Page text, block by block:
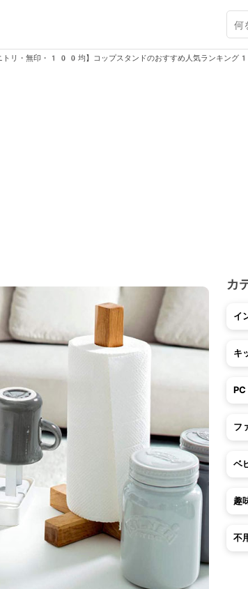
トリ・無印・100均】コップスタンドのおすすめ人気ランキング
カ
イ
キ
PC
フ
ベ
趣
不